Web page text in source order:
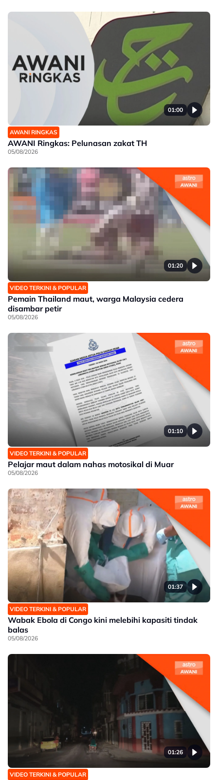
01:00
AWANI RINGKAS
AWANI Ringkas: Pelunasan zakat TH
05/08/2026
01:20
VIDEO TERKINI & POPULAR
Pemain Thailand maut, warga Malaysia cedera
disambar petir
05/08/2026
01:10
VIDEO TERKINI & POPULAR
Pelajar maut dalam nahas motosikal di Muar
05/08/2026
01:37
VIDEO TERKINI & POPULAR
Wabak Ebola di Congo kini melebihi kapasiti tindak
balas
05/08/2026
01:26
VIDEO TERKINI & POPULAR